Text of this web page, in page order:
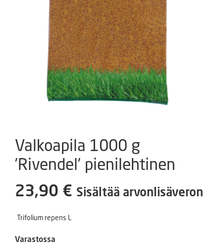
Valkoapila 1000 g
’Rivendel’ pienilehtinen
23,90 € Sisältää arvonlisäveron
Trifolium repens L
Varastossa